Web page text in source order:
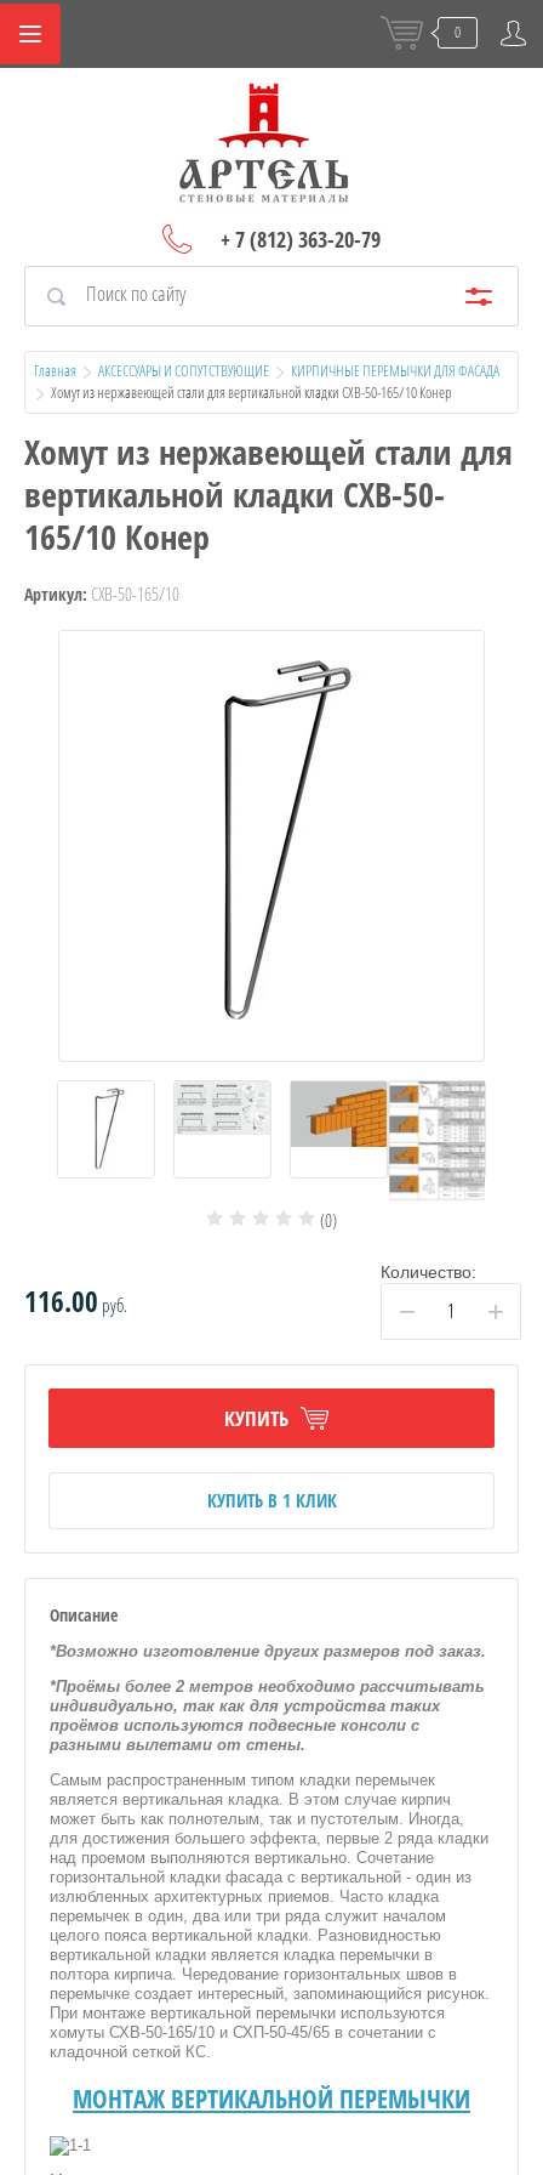
0
+ 7 (812) 363-20-79
Главная АКСЕССУАРЫ И СОПУТСТВУЮЩИЕ
КИРПИЧНЫЕ ПЕРЕМЫЧКИ ДЛЯ ФАСАДА
  Хомут из нержавеющей стали для вертикальной кладки СХВ-50-165/10 Конер
Хомут из нержавеющей стали для
вертикальной кладки СХВ-50-
165/10 Конер
Артикул: СХВ-50-165/10
(0)
116.00 руб.
Количество:
− +
КУПИТЬ
КУПИТЬ В 1 КЛИК
Описание
*Возможно изготовление других размеров под заказ.
*Проёмы более 2 метров необходимо рассчитывать
индивидуально, так как для устройства таких
проёмов используются подвесные консоли с
разными вылетами от стены.
Самым распространенным типом кладки перемычек
является вертикальная кладка. В этом случае кирпич
может быть как полнотелым, так и пустотелым. Иногда,
для достижения большего эффекта, первые 2 ряда кладки
над проемом выполняются вертикально. Сочетание
горизонтальной кладки фасада с вертикальной - один из
излюбленных архитектурных приемов. Часто кладка
перемычек в один, два или три ряда служит началом
целого пояса вертикальной кладки. Разновидностью
вертикальной кладки является кладка перемычки в
полтора кирпича. Чередование горизонтальных швов в
перемычке создает интересный, запоминающийся рисунок.
При монтаже вертикальной перемычки используются
хомуты СХВ-50-165/10 и СХП-50-45/65 в сочетании с
кладочной сеткой КС.
МОНТАЖ ВЕРТИКАЛЬНОЙ ПЕРЕМЫЧКИ